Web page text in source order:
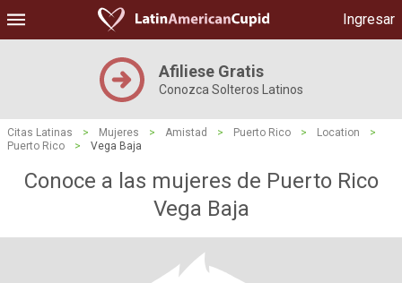
Ingresar
Afiliese Gratis
Conozca Solteros Latinos
Citas Latinas > Mujeres > Amistad > Puerto Rico > Location
>
Puerto Rico
> Vega Baja
Conoce a las mujeres de Puerto Rico
Vega Baja